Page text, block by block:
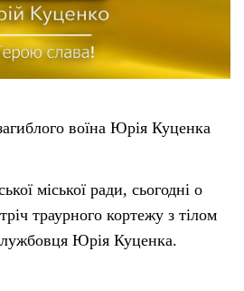
воїна Юрія Куценка
міської ради, сьогодні о
траурного кортежу з тілом
Юрія Куценка.